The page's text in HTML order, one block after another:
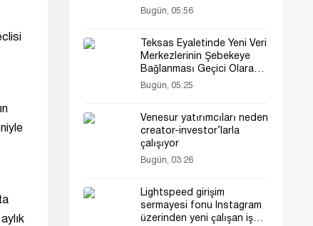
çıkardı
Bugün, 05:56
Teksas Eyaletinde Yeni Veri
Merkezlerinin Şebekeye
Bağlanması Geçici Olarak
Durduruldu
Bugün, 05:25
Venesur yatırımcıları neden
creator-investor’larla
çalışıyor
Bugün, 03:26
Lightspeed girişim
sermayesi fonu Instagram
üzerinden yeni çalışan işe